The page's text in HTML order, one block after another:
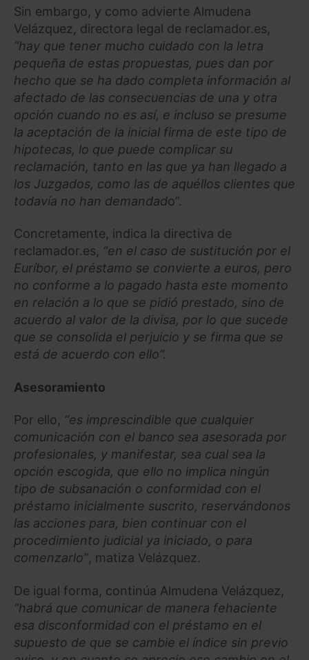
Sin embargo, y como advierte Almudena
Velázquez, directora legal de reclamador.es,
“hay que tener mucho cuidado con la letra
pequeña de estas propuestas, pues dan por
hecho que se ha dado completa información al
afectado de las consecuencias de una y otra
opción cuando no es así, e incluso se presume
la aceptación de la inicial firma de este tipo de
hipotecas, lo que puede complicar su
reclamación, tanto en las que ya han llegado a
los Juzgados, como las de aquéllos clientes que
todavía no han demandado”.
Concretamente, indica la directiva de
reclamador.es, “en el caso de sustitución por el
Euríbor, el préstamo se convierte a euros, pero
no conforme a lo pagado hasta este momento
en relación a lo que se pidió prestado, sino de
acuerdo al valor de la divisa, por lo que sucede
que se consolida el perjuicio y se firma que se
está de acuerdo con ello”.
Asesoramiento
Por ello, “es imprescindible que cualquier
comunicación con el banco sea asesorada por
profesionales, y manifestar, sea cual sea la
opción escogida, que ello no implica ningún
tipo de subsanación o conformidad con el
préstamo inicialmente suscrito, reservándonos
las acciones para, bien continuar con el
procedimiento judicial ya iniciado, o para
comenzarlo”, matiza Velázquez.
De igual forma, continúa Almudena Velázquez,
“habrá que comunicar de manera fehaciente
esa disconformidad con el préstamo en el
supuesto de que se cambie el índice sin previo